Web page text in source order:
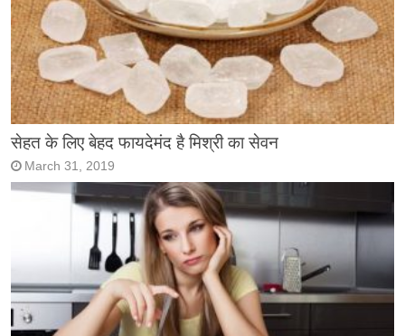
सेहत के लिए बेहद फायदेमंद है मिश्री का सेवन
March 31, 2019